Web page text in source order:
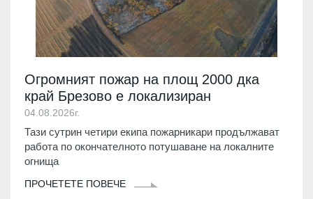
Огромният пожар на площ 2000 дка
край Брезово е локализиран
04.08.2026г.
Тази сутрин четири екипа пожарникари продължават
работа по окончателното потушаване на локалните
огнища
ПРОЧЕТЕТЕ ПОВЕЧЕ